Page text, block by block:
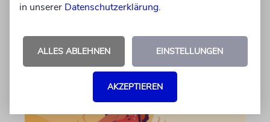
in unserer Datenschutzerklärung.
ALLES ABLEHNEN EINSTELLUNGEN
AKZEPTIEREN